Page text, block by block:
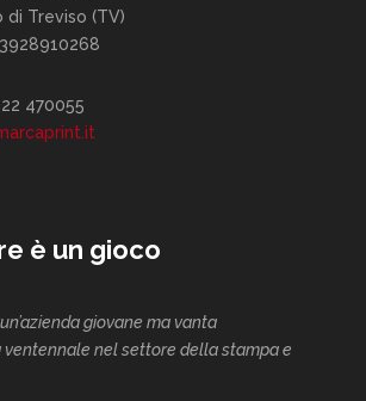
di Treviso (TV)
470055
è un gioco
giovane ma vanta
ventennale nel settore della stampa e